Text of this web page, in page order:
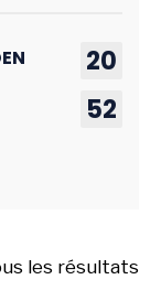
20
52
les résultats